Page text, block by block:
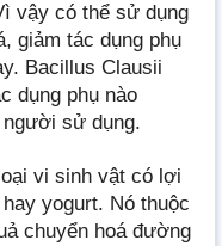
vậy có thể sử dụng
giảm tác dụng phụ
Bacillus Clausii
dụng phụ nào
người sử dụng.
vi sinh vật có lợi
yogurt. Nó thuộc
chuyển hoá đường